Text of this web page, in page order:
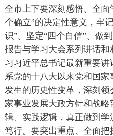
全市上下要深刻感悟、全面
个确立”的决定性意义，牢
识”、坚定“四个自信”、做
报告与学习大会系列讲话
习习近平总书记最新重要
系党的十八大以来党和国家
发生的历史性变革，深刻领
家事业发展大政方针和战
辑、实践逻辑，真正做到
笃行。要突出重点、全面